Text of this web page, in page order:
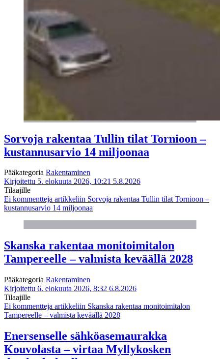
Sorvoja rakentaa Tullin tilat Tornioon –
kustannusarvio 14 miljoonaa
Pääkategoria Rakentaminen
Kirjoitettu 5. elokuuta 2026, 10:21 5.8.2026
Tilaajille
Ei kommentteja artikkeliin Sorvoja rakentaa Tullin tilat Tornioon –
kustannusarvio 14 miljoonaa
Skanska rakentaa monitoimitalon
Tampereelle – valmista keväällä 2028
Pääkategoria Rakentaminen
Kirjoitettu 6. elokuuta 2026, 8:32 6.8.2026
Tilaajille
Ei kommentteja artikkeliin Skanska rakentaa monitoimitalon
Tampereelle – valmista keväällä 2028
Enersenselle sähköasemaurakka
Kouvolasta – virtaa Myllykosken